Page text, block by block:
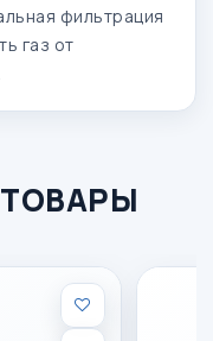
фильтрация
газ от